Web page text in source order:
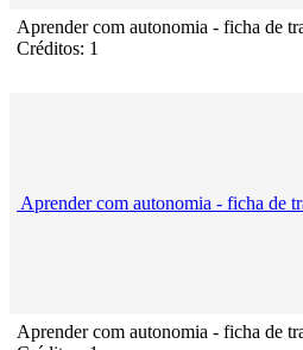
Aprender com autonomia - ficha de
Créditos: 1
Aprender com autonomia - ficha de
Aprender com autonomia - ficha de